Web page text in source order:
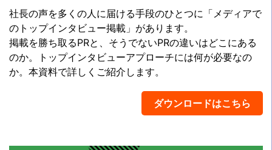
社長の声を多くの人に届ける手段のひとつに「メディアで
のトップインタビュー掲載」があります。
掲載を勝ち取るPRと、そうでないPRの違いはどこにある
のか。トップインタビューアプローチには何が必要なの
か。本資料で詳しくご紹介します。
ダウンロードはこちら